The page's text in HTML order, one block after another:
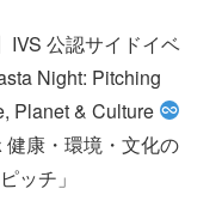
IVS 公認サイドイベ
Night: Pitching
Planet & Culture
健康・環境・文化の
ッチ」